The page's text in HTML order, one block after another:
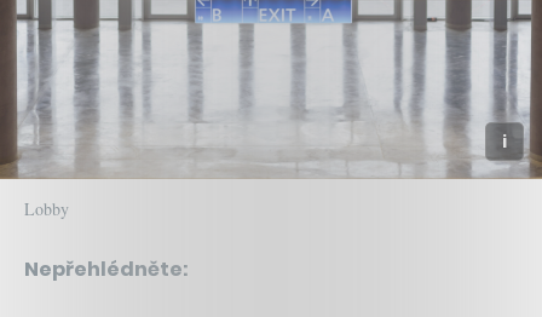
Lobby
Nepřehlédněte: